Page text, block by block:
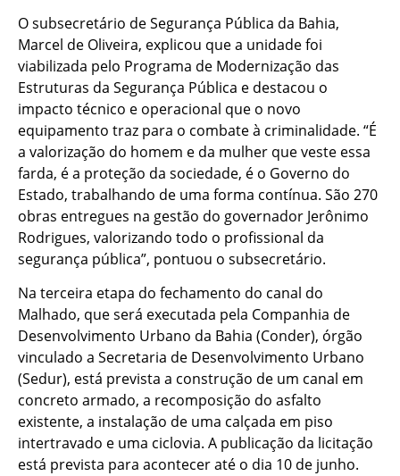
O subsecretário de Segurança Pública da Bahia,
Marcel de Oliveira, explicou que a unidade foi
viabilizada pelo Programa de Modernização das
Estruturas da Segurança Pública e destacou o
impacto técnico e operacional que o novo
equipamento traz para o combate à criminalidade. “É
a valorização do homem e da mulher que veste essa
farda, é a proteção da sociedade, é o Governo do
Estado, trabalhando de uma forma contínua. São 270
obras entregues na gestão do governador Jerônimo
Rodrigues, valorizando todo o profissional da
segurança pública”, pontuou o subsecretário.
Na terceira etapa do fechamento do canal do
Malhado, que será executada pela Companhia de
Desenvolvimento Urbano da Bahia (Conder), órgão
vinculado a Secretaria de Desenvolvimento Urbano
(Sedur), está prevista a construção de um canal em
concreto armado, a recomposição do asfalto
existente, a instalação de uma calçada em piso
intertravado e uma ciclovia. A publicação da licitação
está prevista para acontecer até o dia 10 de junho.